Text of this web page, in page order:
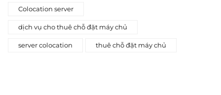
Colocation server
dịch vụ cho thuê chỗ đặt máy chủ
server colocation thuê chỗ đặt máy chủ